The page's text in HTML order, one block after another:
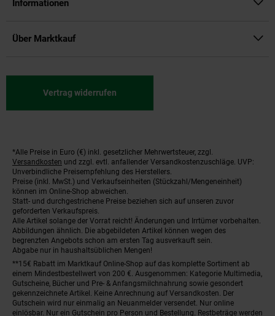
Informationen
Über Marktkauf
Vertrag widerrufen
Fußnoten
*Alle Preise in Euro (€) inkl. gesetzlicher Mehrwertsteuer, zzgl.
Versandkosten und zzgl. evtl. anfallender Versandkostenzuschläge. UVP:
Unverbindliche Preisempfehlung des Herstellers.
Preise (inkl. MwSt.) und Verkaufseinheiten (Stückzahl/Mengeneinheit)
können im Online-Shop abweichen.
Statt- und durchgestrichene Preise beziehen sich auf unseren zuvor
geforderten Verkaufspreis.
Alle Artikel solange der Vorrat reicht! Änderungen und Irrtümer vorbehalten.
Abbildungen ähnlich. Die abgebildeten Artikel können wegen des
begrenzten Angebots schon am ersten Tag ausverkauft sein.
Abgabe nur in haushaltsüblichen Mengen!
**15€ Rabatt im Marktkauf Online-Shop auf das komplette Sortiment ab
einem Mindestbestellwert von 200 €. Ausgenommen: Kategorie Multimedia,
Gutscheine, Bücher und Pre- & Anfangsmilchnahrung sowie gesondert
gekennzeichnete Artikel. Keine Anrechnung auf Versandkosten. Der
Gutschein wird nur einmalig an Neuanmelder versendet. Nur online
einlösbar. Nur ein Gutschein pro Person und Bestellung. Restbeträge werden